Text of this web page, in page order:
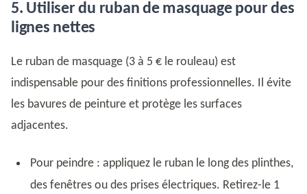
5. Utiliser du ruban de masquage pour des
lignes nettes
Le ruban de masquage (3 à 5 € le rouleau) est
indispensable pour des finitions professionnelles. Il évite
les bavures de peinture et protège les surfaces
adjacentes.
Pour peindre : appliquez le ruban le long des plinthes,
des fenêtres ou des prises électriques. Retirez-le 1